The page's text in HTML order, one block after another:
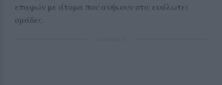
επαφών με άτομα που ανήκουν στις ευάλωτες
ομάδες.